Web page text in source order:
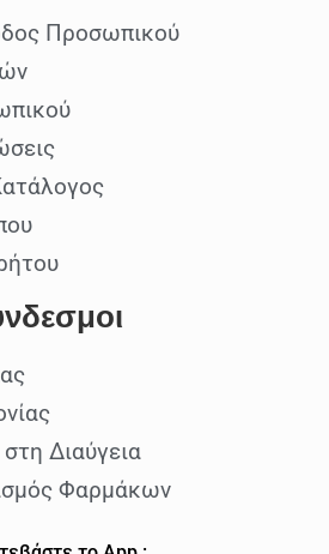
Προσωπικού
Διαύγεια
Φαρμάκων